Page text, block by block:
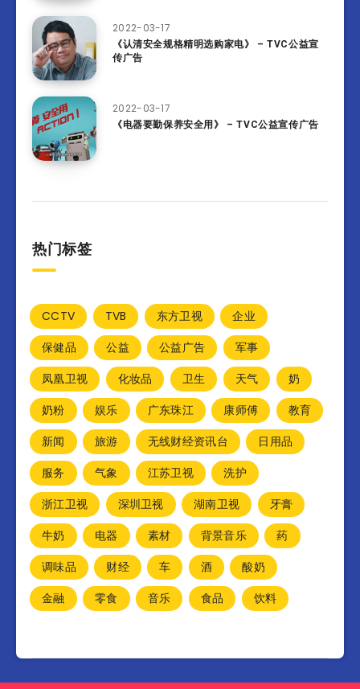
2022-03-17
《认清安全规格精明选购家电》 – TVC公益宣
传广告
2022-03-17
《电器要勤保养安全用》 – TVC公益宣传广告
热门标签
CCTV TVB 东方卫视
企业
保健品
公益 公益广告
军事
凤凰卫视
化妆品 卫生 天气
奶
奶粉
娱乐 广东珠江 康师傅
教育
新闻
旅游 无线财经资讯台
日用品
服务
气象 江苏卫视
洗护
浙江卫视
深圳卫视 湖南卫视
牙膏
牛奶
电器 素材 背景音乐
药
调味品
财经 车 酒
酸奶
金融
零食 音乐 食品 饮料